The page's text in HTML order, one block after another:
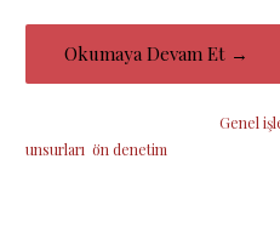
Okumaya Devam Et →
Genel
unsurları, ön denetim